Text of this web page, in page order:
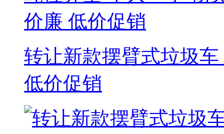
转让新款摆臂式垃圾
低价促销